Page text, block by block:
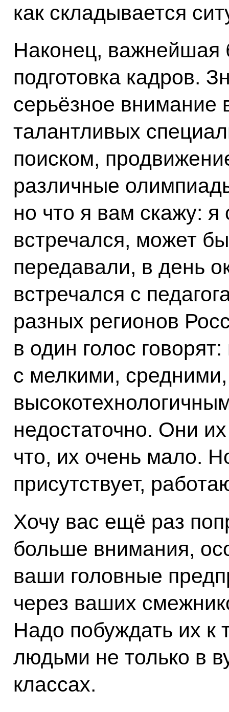
как складывается
Наконец, важнейшая
подготовка кадров.
серьёзное
талантливых
поиском,
различные
но что я вам скажу:
встречался, может
передавали, в день
встречался с
разных регионов
в один голос
с мелкими,
недостаточно. Они
что, их очень мало.
присутствует,
Хочу вас ещё раз
больше внимания,
ваши головные
через ваших
Надо побуждать их к
людьми не только в
классах.